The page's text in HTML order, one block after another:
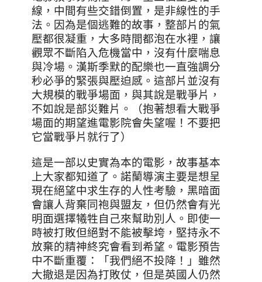
線，中間有些交錯倒置，是非線性的手
法。因為是個逃難的故事，整部片的氣
壓都很凝重，大多時間都泡在水裡，讓
觀眾不斷陷入危機當中，沒有什麼喘息
與冷場。漢斯季默的配樂也一直強調分
秒必爭的緊張與壓迫感。這部片並沒有
大規模的戰爭場面，與其說是戰爭片，
不如說是部災難片。（抱著想看大戰爭
場面的期望進電影院會失望喔！不要把
它當戰爭片就行了）
這是一部以史實為本的電影，故事基本
上大家都知道了。諾蘭導演主要是想呈
現在絕望中求生存的人性考驗，黑暗面
會讓人背棄同袍與盟友，但仍然會有光
明面選擇犧牲自己來幫助別人。即使一
時被打敗但絕對不能被擊垮，堅持永不
放棄的精神終究會看到希望。電影預告
中不斷重覆：「我們絕不投降！」雖然
大撤退是因為打敗仗，但是英國人仍然